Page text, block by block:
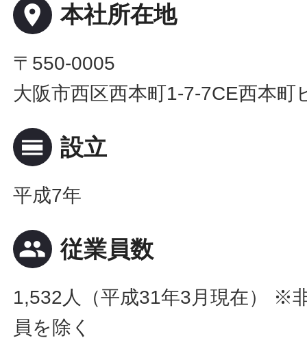
place 本社所在地
〒550-0005
大阪市西区西本町1-7-7CE西本町
calendar_view_day 設立
平成7年
people 従業員数
1,532人（平成31年3月現在） ※
員を除く